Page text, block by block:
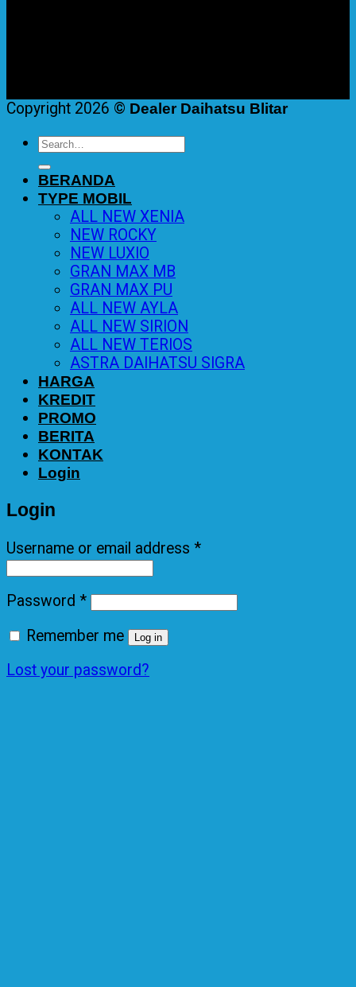
Copyright 2026 © Dealer Daihatsu Blitar
Search
for:
BERANDA
TYPE MOBIL
ALL NEW XENIA
NEW ROCKY
NEW LUXIO
GRAN MAX MB
GRAN MAX PU
ALL NEW AYLA
ALL NEW SIRION
ALL NEW TERIOS
ASTRA DAIHATSU SIGRA
HARGA
KREDIT
PROMO
BERITA
KONTAK
Login
Login
Username or email address *
Password *
Remember me
Log in
Lost your password?